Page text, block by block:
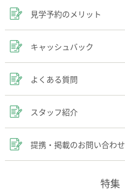
見学予約のメリット
キャッシュバック
よくある質問
スタッフ紹介
提携・掲載のお問い合わせ
特集